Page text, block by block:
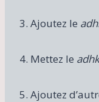
3. Ajoutez le
4. Mettez le
5. Ajoutez